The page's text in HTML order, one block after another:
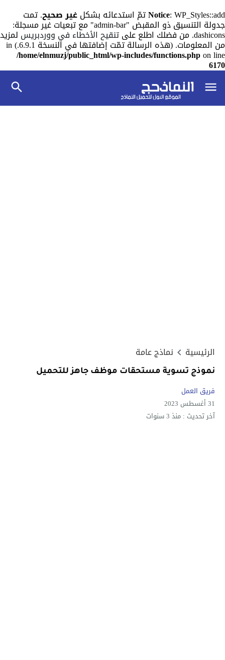
Notice: WP_Styles::add تمّ استدعائه بشكل غير صحيح. تمت
جدولة التنسيق ذو المقبض "admin-bar" مع تبعيات غير مسجلة:
dashicons. من فضلك اطلع على تنقيح الأخطاء في ووردبريس لمزيد
من المعلومات. (هذه الرسالة تمّت إضافتها في النسخة 6.9.1.) in
/home/elnmuzj/public_html/wp-includes/functions.phpon line
6170
الرئيسية نماذج عامة
نموذج تسوية مستحقات موظف جاهز للتحميل
فريق العمل
31 أغسطس 2023
آخر تحديث : منذ 3 سنوات